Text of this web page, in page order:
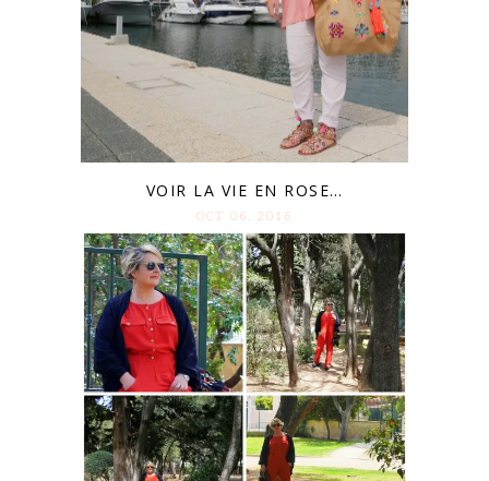
VOIR LA VIE EN ROSE…
OCT 06. 2016